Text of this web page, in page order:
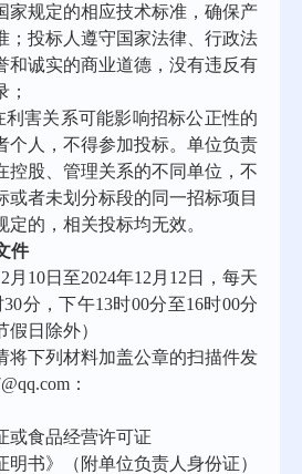
家规定的相应技术标准，确保产
；投标人 遵守国家法律、行政法
和诚实的商业道德，没有违反有
；
利害关系可能影响招标公正性的
个人，不得参加投标。单位负责
控股、管理关系的不同单位，不
或者未划分标段的同一招标项目
的，相关投标均无效。
件
月 10日至2024年12 月 12 日，每天
30分，下午13时00分至16时00分
假日除外）
将下列材料加盖公章的扫描件发
：
或食品经营许可证
明书》（附单位负责人身份证）